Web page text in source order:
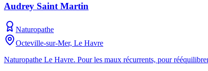
Audrey Saint Martin
Naturopathe
Octeville-sur-Mer, Le Havre
Naturopathe Le Havre. Pour les maux récurrents, pour